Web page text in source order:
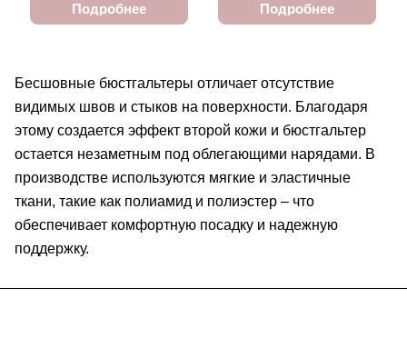
Подробнее Подробнее
Бесшовные бюстгальтеры отличает отсутствие
видимых швов и стыков на поверхности. Благодаря
этому создается эффект второй кожи и бюстгальтер
остается незаметным под облегающими нарядами. В
производстве используются мягкие и эластичные
ткани, такие как полиамид и полиэстер – что
обеспечивает комфортную посадку и надежную
поддержку.